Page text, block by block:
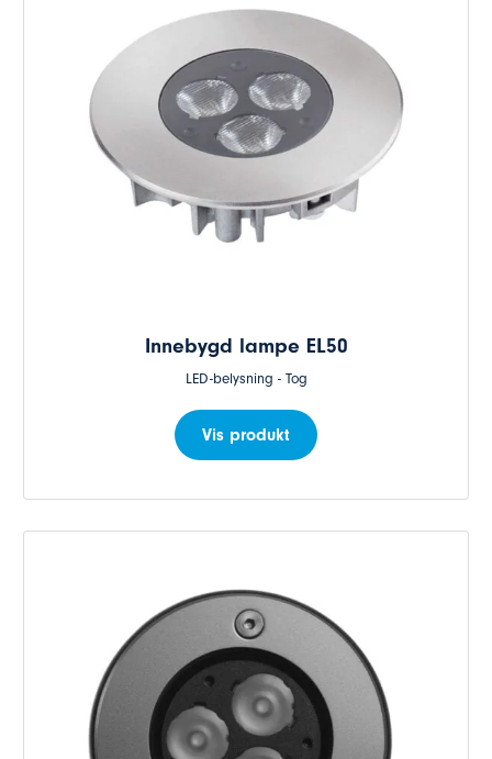
Innebygd lampe EL50
LED-belysning - Tog
Vis produkt